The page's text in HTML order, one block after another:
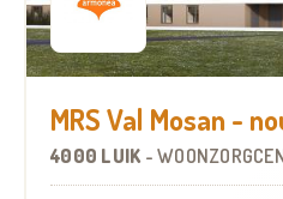
MRS Val Mosan -
4000 LUIK -